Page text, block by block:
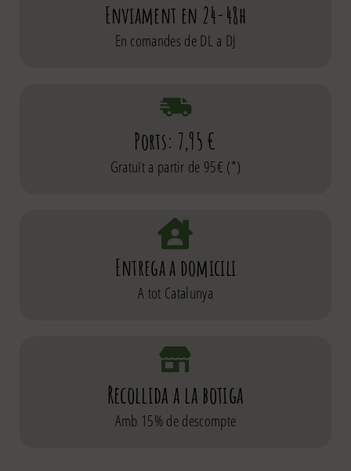
Enviament en 24-48h
En comandes de DL a DJ
Ports: 7,95 €
Gratuït a partir de 95€ (*)
Entrega a domicili
A tot Catalunya
Recollida a la botiga
Amb 15% de descompte